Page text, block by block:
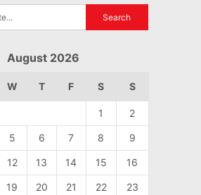
August 2026
W T F S S
1 2
5 6 7 8 9
12 13 14 15 16
19 20 21 22 23